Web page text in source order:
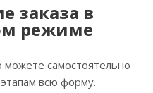
заказа в
режиме
самостоятельно
всю форму.